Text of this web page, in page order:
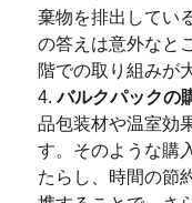
棄物を排出してい
の答えは意外なと
階での取り組みが
バルクパックの
品包装材や温室効
す。そのような購
たらし、時間の節